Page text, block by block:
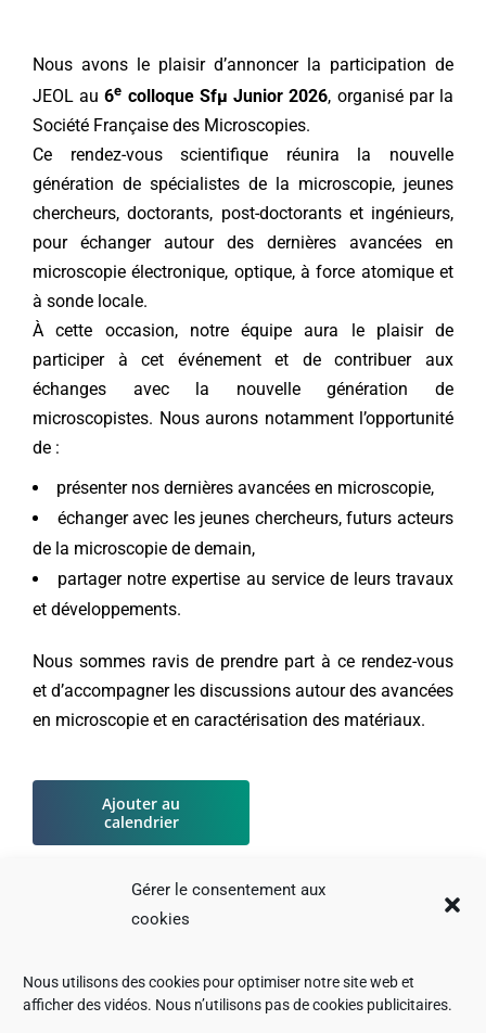
Gérer le consentement aux
cookies
Nous utilisons des cookies pour optimiser notre site web et
afficher des vidéos. Nous n’utilisons pas de cookies publicitaires.
Nous avons le plaisir d’annoncer la participation de
JEOL au 6e colloque Sfµ Junior 2026, organisé par la
Société Française des Microscopies.
Ce rendez-vous scientifique réunira la nouvelle
génération de spécialistes de la microscopie, jeunes
chercheurs, doctorants, post-doctorants et ingénieurs,
pour échanger autour des dernières avancées en
microscopie électronique, optique, à force atomique et
à sonde locale.
À cette occasion, notre équipe aura le plaisir de
participer à cet événement et de contribuer aux
échanges avec la nouvelle génération de
microscopistes. Nous aurons notamment l’opportunité
de :
présenter nos dernières avancées en microscopie,
échanger avec les jeunes chercheurs, futurs acteurs
de la microscopie de demain,
partager notre expertise au service de leurs travaux
et développements.
Nous sommes ravis de prendre part à ce rendez-vous
et d’accompagner les discussions autour des avancées
en microscopie et en caractérisation des matériaux.
Ajouter au
calendrier
Partagez cette actualité, choisissez
votre plateforme !